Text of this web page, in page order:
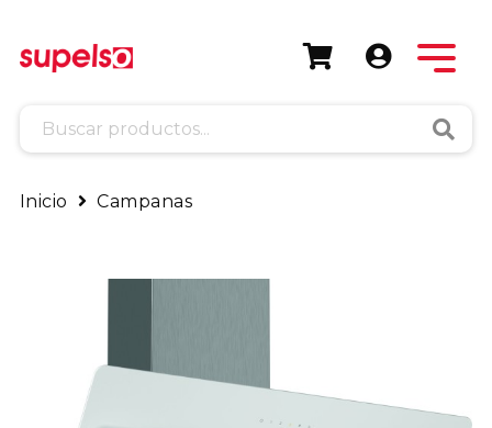
Inicio  Campanas